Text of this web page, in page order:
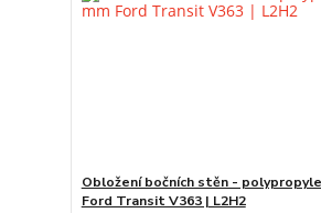
Obložení bočních stěn -
Ford Transit V363 | L2H2